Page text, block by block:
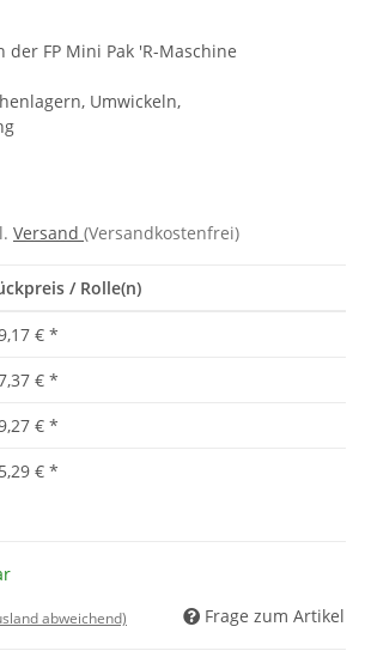
FP Mini Pak 'R-Maschine
Umwickeln,
Versand (Versandkostenfrei)
/ Rolle(n)
€ *
€ *
€ *
€ *
abweichend) Frage zum Artikel